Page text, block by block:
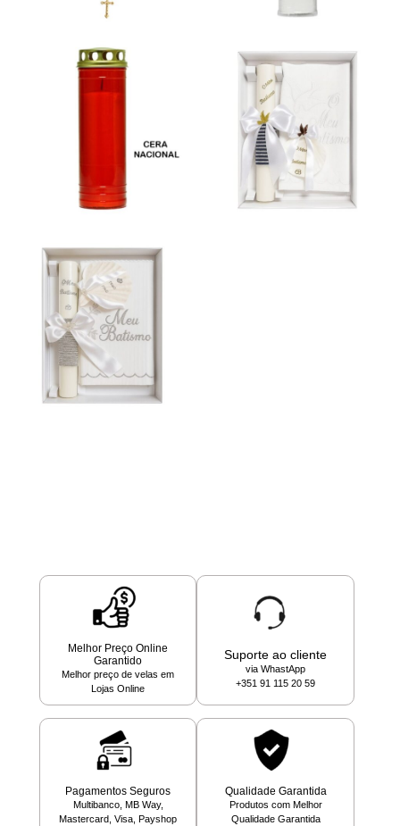
Melhor Preço Online
Garantido
Melhor preço de velas em
Lojas Online
Suporte ao cliente
via WhastApp
+351 91 115 20 59
Pagamentos Seguros
Multibanco, MB Way,
Mastercard, Visa, Payshop
Qualidade Garantida
Produtos com Melhor
Qualidade Garantida